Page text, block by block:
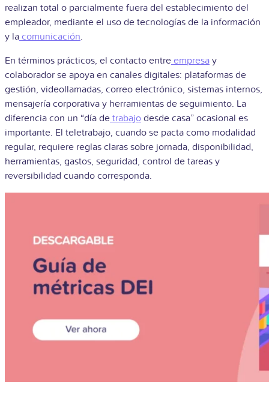
realizan total o parcialmente fuera del establecimiento del
empleador, mediante el uso de tecnologías de la información
y la comunicación.
En términos prácticos, el contacto entre empresa y
colaborador se apoya en canales digitales: plataformas de
gestión, videollamadas, correo electrónico, sistemas internos,
mensajería corporativa y herramientas de seguimiento. La
diferencia con un “día de trabajo desde casa” ocasional es
importante. El teletrabajo, cuando se pacta como modalidad
regular, requiere reglas claras sobre jornada, disponibilidad,
herramientas, gastos, seguridad, control de tareas y
reversibilidad cuando corresponda.